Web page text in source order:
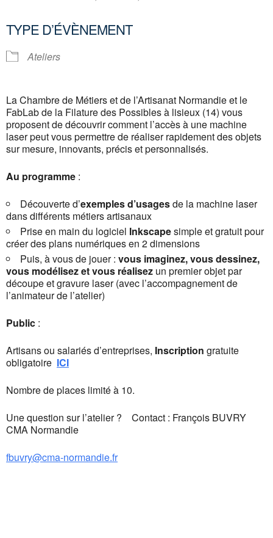
TYPE D’ÉVÈNEMENT
Ateliers
La Chambre de Métiers et de l’Artisanat Normandie et le
FabLab de la Filature des Possibles à lisieux (14) vous
proposent de découvrir comment l’accès à une machine
laser peut vous permettre de réaliser rapidement des objets
sur mesure, innovants, précis et personnalisés.
Au programme :
Découverte d’exemples d’usagesde la machine laser
dans différents métiers artisanaux
Prise en main du logiciel Inkscapesimple et gratuit pour
créer des plans numériques en 2 dimensions
Puis, à vous de jouer : vous imaginez, vous dessinez,
vous modélisez et vous réalisez un premier objet par
découpe et gravure laser (avec l’accompagnement de
l’animateur de l’atelier)
Public :
Artisans ou salariés d’entreprises, Inscription gratuite
obligatoire ICI
Nombre de places limité à 10.
Une question sur l’atelier ? Contact : François BUVRY
CMA Normandie
fbuvry@cma-normandie.fr